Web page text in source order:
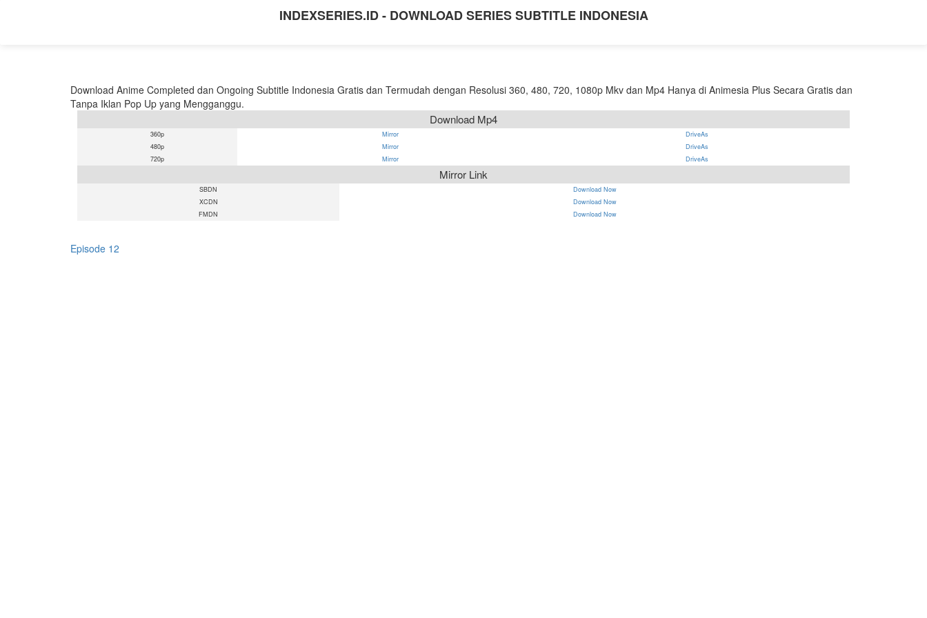
INDEXSERIES.ID - DOWNLOAD SERIES SUBTITLE INDONESIA
Download Anime Completed dan Ongoing Subtitle Indonesia Gratis dan Termudah dengan Resolusi 360, 480, 720, 1080p Mkv dan Mp4 Hanya di Animesia Plus Secara Gratis dan
Tanpa Iklan Pop Up yang Mengganggu.
Download Mp4
360p Mirror
DriveAs
480p
Mirror
DriveAs
720p
Mirror DriveAs
Mirror Link
SBDN
Download Now
XCDN
Download Now
FMDN
Download Now
Episode 12